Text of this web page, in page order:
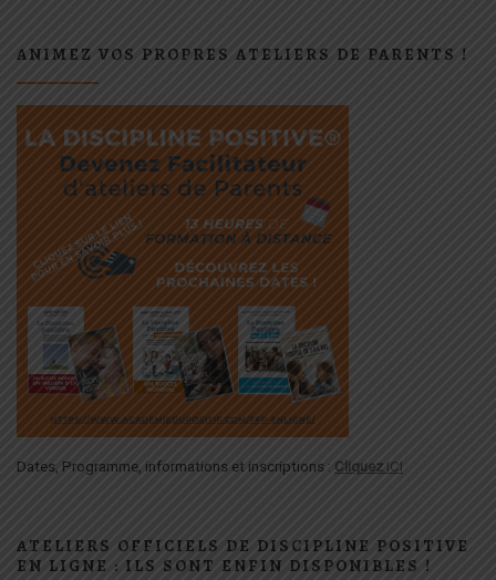
ANIMEZ VOS PROPRES ATELIERS DE PARENTS !
Dates, Programme, informations et inscriptions : Cliquez ICI
ATELIERS OFFICIELS DE DISCIPLINE POSITIVE
EN LIGNE : ILS SONT ENFIN DISPONIBLES !